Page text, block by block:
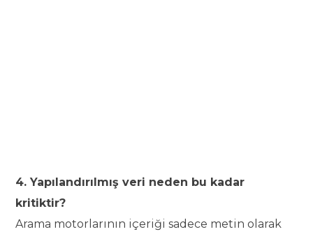
4. Yapılandırılmış veri neden bu kadar
kritiktir?
Arama motorlarının içeriği sadece metin olarak